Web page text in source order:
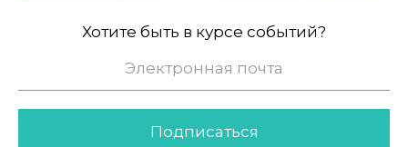
Хотите быть в курсе событий?
Подписаться